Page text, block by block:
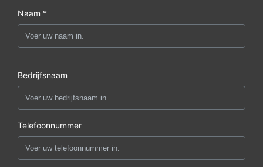
Naam *
Bedrijfsnaam
Telefoonnummer